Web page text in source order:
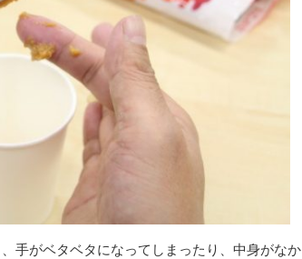
手がベタベタになってしまったり、中身がなか